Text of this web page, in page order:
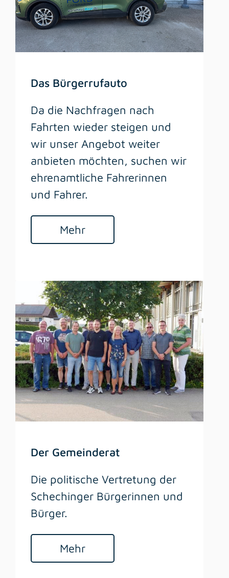
Das Bürgerrufauto
Da die Nachfragen nach
Fahrten wieder steigen und
wir unser Angebot weiter
anbieten möchten, suchen wir
ehrenamtliche Fahrerinnen
und Fahrer.
Mehr
Der Gemeinderat
Die politische Vertretung der
Schechinger Bürgerinnen und
Bürger.
Mehr